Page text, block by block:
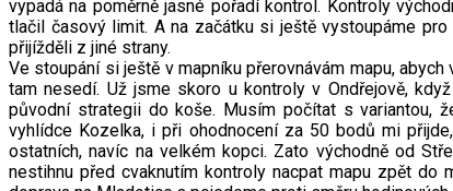
vypadá na poměrně jasné pořadí kontrol. Kontroly
tlačil časový limit. A na začátku si ještě vystoupáme
přijížděli z jiné strany.
Ve stoupání si ještě v mapníku přerovnávám mapu,
tam nesedí. Už jsme skoro u kontroly v Ondřejově,
původní strategii do koše. Musím počítat s variantou,
vyhlídce Kozelka, i při ohodnocení za 50 bodů mi
ostatních, navíc na velkém kopci. Zato východně od
nestihnu před cvaknutím kontroly nacpat mapu zpět